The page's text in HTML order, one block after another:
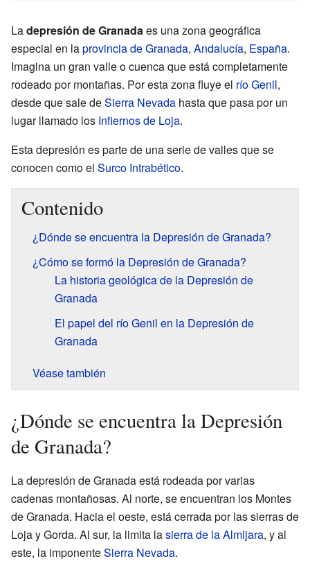
Ladepresión de Granadaes una zona geográfica
especial en laprovincia de Granada, Andalucía, España.
Imagina un gran valle o cuenca que está completamente
rodeado por montañas. Por esta zona fluye el río Genil,
desde que sale deSierra Nevada hasta que pasa por un
lugar llamado los Infiernos de Loja.
Esta depresión es parte de una serie de valles que se
conocen como el Surco Intrabético.
Contenido
¿Dónde se encuentra la Depresión de Granada?
¿Cómo se formó la Depresión de Granada?
La historia geológica de la Depresión de
Granada
El papel del río Genil en la Depresión de
Granada
Véase también
¿Dónde se encuentra la Depresión
de Granada?
La depresión de Granada está rodeada por varias
cadenas montañosas. Al norte, se encuentran los Montes
de Granada. Hacia el oeste, está cerrada por las sierras de
Loja y Gorda. Al sur, la limita lasierra de la Almijara, y al
este, la imponenteSierra Nevada.